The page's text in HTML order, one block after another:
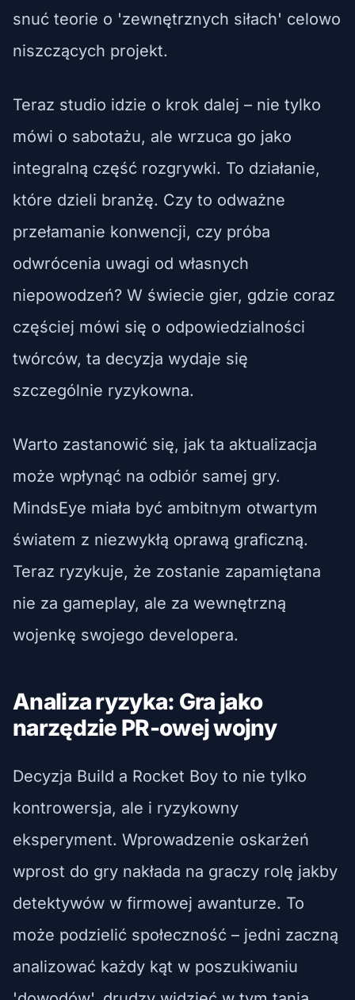
snuć teorie o 'zewnętrznych siłach' celowo
niszczących projekt.
Teraz studio idzie o krok dalej – nie tylko
mówi o sabotażu, ale wrzuca go jako
integralną część rozgrywki. To działanie,
które dzieli branżę. Czy to odważne
przełamanie konwencji, czy próba
odwrócenia uwagi od własnych
niepowodzeń? W świecie gier, gdzie coraz
częściej mówi się o odpowiedzialności
twórców, ta decyzja wydaje się
szczególnie ryzykowna.
Warto zastanowić się, jak ta aktualizacja
może wpłynąć na odbiór samej gry.
MindsEye miała być ambitnym otwartym
światem z niezwykłą oprawą graficzną.
Teraz ryzykuje, że zostanie zapamiętana
nie za gameplay, ale za wewnętrzną
wojenkę swojego developera.
Analiza ryzyka: Gra jako
narzędzie PR-owej wojny
Decyzja Build a Rocket Boy to nie tylko
kontrowersja, ale i ryzykowny
eksperyment. Wprowadzenie oskarżeń
wprost do gry nakłada na graczy rolę jakby
detektywów w firmowej awanturze. To
może podzielić społeczność – jedni zaczną
analizować każdy kąt w poszukiwaniu